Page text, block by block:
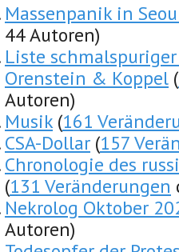
Massenpanik in
44 Autoren)
Liste
Orenstein & Koppel (
Autoren)
Musik (161
CSA-Dollar (157
Chronologie des
(131 Veränderungen
Nekrolog Oktober
Autoren)